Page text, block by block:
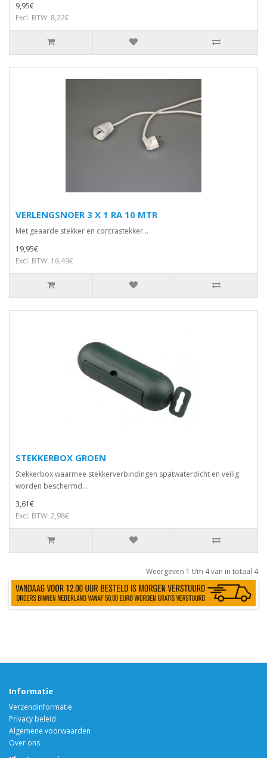
9,95€
Excl. BTW: 8,22€
VERLENGSNOER 3 X 1 RA 10 MTR
Met geaarde stekker en contrastekker...
19,95€
Excl. BTW: 16,49€
STEKKERBOX GROEN
Stekkerbox waarmee stekkerverbindingen spatwaterdicht en veilig
worden beschermd...
3,61€
Excl. BTW: 2,98€
Weergeven 1 t/m 4 van in totaal 4
Informatie
Verzendinformatie
Privacy beleid
Algemene voorwaarden
Over ons